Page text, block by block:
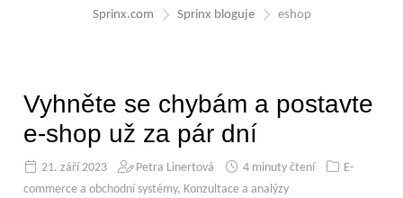
Sprinx.com Sprinx bloguje eshop
Vyhněte se chybám a postavte
e-shop už za pár dní
21. září 2023 Petra Linertová 4 minuty čtení
E-
commerce a obchodní systémy, Konzultace a analýzy